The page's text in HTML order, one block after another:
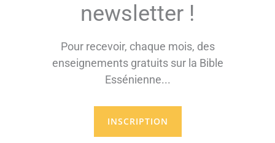
newsletter !
Pour recevoir, chaque mois, des
enseignements gratuits sur la Bible
Essénienne...
INSCRIPTION